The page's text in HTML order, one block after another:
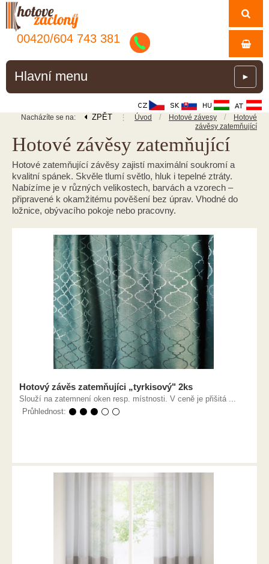
00420/604 743 381
Hlavní menu ►
Nacházíte se na: ZPĚT ⋮ Úvod / Hotové závesy /
Hotové
závěsy zatemňující
Hotové závěsy zatemňující
Hotové zatemňující závěsy zajistí maximální soukromí a
kvalitní spánek. Skvěle tlumí světlo, hluk i tepelné ztráty.
Nabízíme je v různých velikostech, barvách a vzorech –
připravené k okamžitému pověšení bez úprav. Vhodné do
ložnice, obývacího pokoje nebo pracovny.
Hotový závěs zatemňujíci „tyrkisový" 2ks
Slouží na zatemnení oken resp. místnosti. V ceně je přišitá ...
Průhlednost: ⚫ ⚫ ⚫ ⚪ ⚪